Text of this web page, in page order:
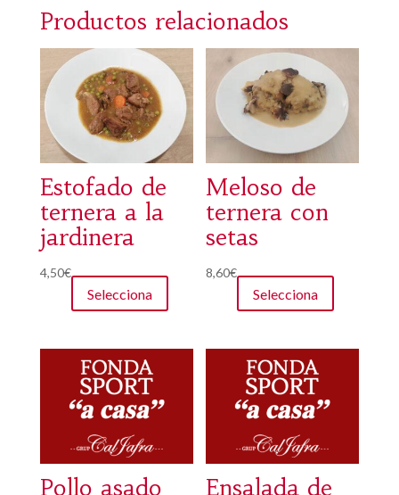
Productos relacionados
Estofado de
ternera a la
jardinera
4,50€
Selecciona
Meloso de
ternera con
setas
8,60€
Selecciona
Pollo asado
Ensalada de